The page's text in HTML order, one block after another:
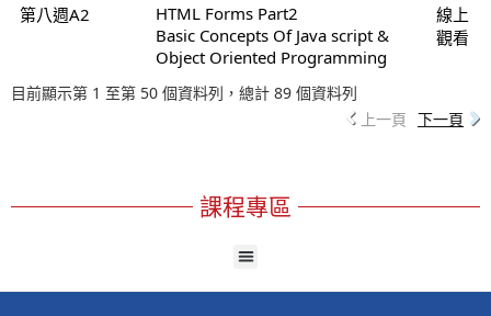
第八週A2
HTML Forms Part2
Basic Concepts Of Java script &
Object Oriented Programming
線上
觀看
目前顯示第 1 至第 50 個資料列，總計 89 個資料列
上一頁 下一頁
課程專區